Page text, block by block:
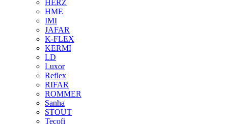
HERZ
HME
IMI
JAFAR
K-FLEX
KERMI
LD
Luxor
Reflex
RIFAR
ROMMER
Sanha
STOUT
Tecofi